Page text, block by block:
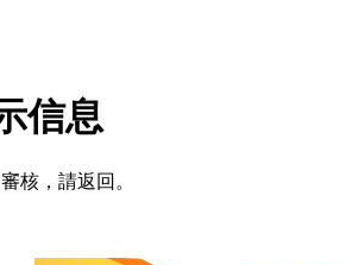
信息
核，請返回。